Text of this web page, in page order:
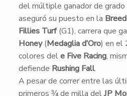
del múltiple ganador de grado
aseguró su puesto en la
Fillies Turf(G1), carrera que
Honey(Medaglia d’Oro) en el
colores dele Five Racing,
defiende Rushing Fall.
​A pesar de correr entre las
primeros ¾ de milla delJP